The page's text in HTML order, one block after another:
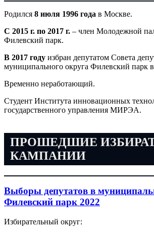
Родился 8 июля 1996 года в Москве.
С 2015 г. по 2017 г. – член Молодежной
Филевский парк.
В 2017 году избран депутатом Совета
муниципального округа Филевский парк
Временно неработающий.
Студент Института инновационных
государственного управления МИРЭА.
ПРОШЕДШИЕ
КАМПАНИИ
Выборы депутатов в
Филевский парк 2022
Избирательный округ: